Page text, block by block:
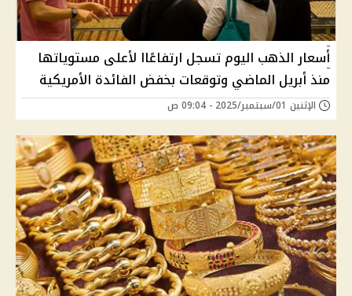
أسعار الذهب اليوم تسجل ارتفاعًاا لأعلى مستوياتها
منذ أبريل الماضي وتوقعات بخفض الفائدة الأمريكية
الإثنين 01/سبتمبر/2025 - 09:04 ص